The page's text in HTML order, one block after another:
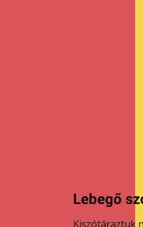
Lebegő
Kiszótáraztuk